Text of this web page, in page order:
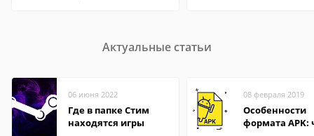
Актуальные статьи
06 июня 2022
Где в папке Стим
находятся игры
08 февраля 2019
Особенности
формата APK: